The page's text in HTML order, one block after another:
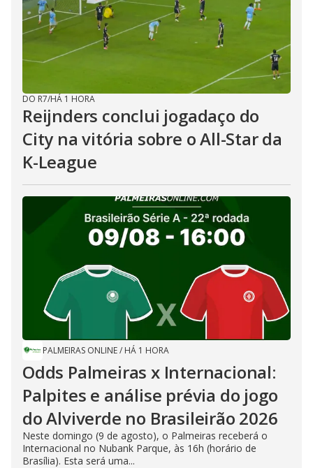
DO R7/HÁ 1 HORA
Reijnders conclui jogadaço do
City na vitória sobre o All-Star da
K-League
PALMEIRAS ONLINE/ HÁ 1 HORA
Odds Palmeiras x Internacional:
Palpites e análise prévia do jogo
do Alviverde no Brasileirão 2026
Neste domingo (9 de agosto), o Palmeiras receberá o
Internacional no Nubank Parque, às 16h (horário de
Brasília). Esta será uma...